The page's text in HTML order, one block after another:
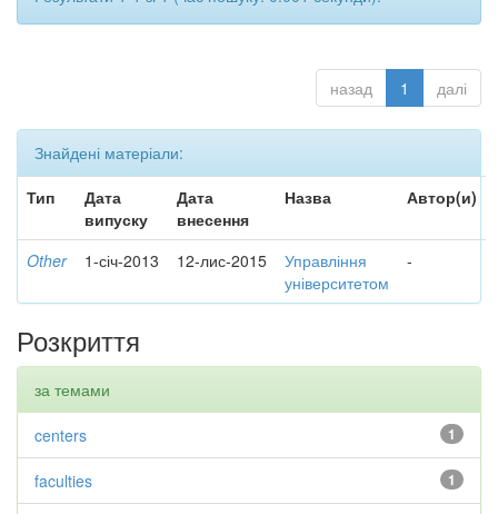
назад 1 далі
Знайдені матеріали:
Тип
Дата
випуску
Дата
внесення
Назва Автор(и)
Other 1-січ-2013 12-лис-2015
Управління
університетом
-
Розкриття
за темами
1
centers
1
faculties